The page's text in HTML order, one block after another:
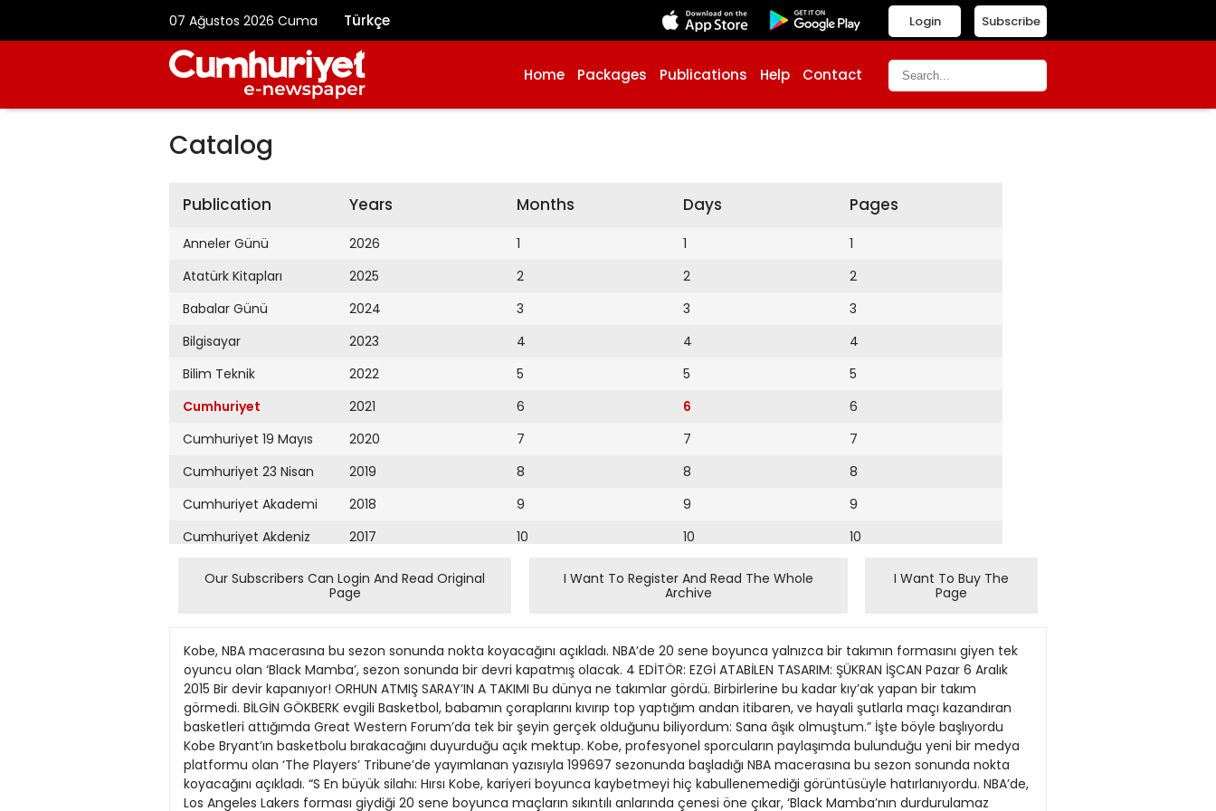
07 Ağustos 2026 Cuma Türkçe Subscribe
Login
Home Packages Publications Help Contact
Catalog
Publication
Anneler Günü
Atatürk Kitapları
Babalar Günü
Bilgisayar
Bilim Teknik
Cumhuriyet
Cumhuriyet 19 Mayıs
Cumhuriyet 23 Nisan
Cumhuriyet Akademi
Cumhuriyet Akdeniz
Cumhuriyet Alışveriş
Cumhuriyet Ankara
Cumhuriyet Büyük
Taaruz
Cumhuriyet
Cumartesi
Cumhuriyet Çevre
Years
2026
2025
2024
2023
2022
2021
2020
2019
2018
2017
2016
2015
2013
2012
2011
2010
2009
Months
1
2
3
4
5
6
7
8
9
10
Days
1
2
3
4
5
6
7
8
9
10
11
12
14
16
17
18
Pages
1
2
3
4
5
6
7
8
9
10
14
15
16
17
18
Our Subscribers Can Login And Read Original
Page
I Want To Register And Read The Whole
Archive
I Want To Buy The
Page
Kobe, NBA macerasına bu sezon sonunda nokta koyacağını açıkladı. NBA’de 20 sene boyunca yalnızca bir takımın formasını giyen tek
oyuncu olan ‘Black Mamba’, sezon sonunda bir devri kapatmış olacak. 4 EDİTÖR: EZGİ ATABİLEN TASARIM: ŞÜKRAN İŞCAN Pazar 6 Aralık
2015 Bir devir kapanıyor! ORHUN ATMIŞ SARAY’IN A TAKIMI Bu dünya ne takımlar gördü. Birbirlerine bu kadar kıy’ak yapan bir takım
görmedi. BİLGİN GÖKBERK evgili Basketbol, babamın çoraplarını kıvırıp top yaptığım andan itibaren, ve hayali şutlarla maçı kazandıran
basketleri attığımda Great Western Forum’da tek bir şeyin gerçek olduğunu biliyordum: Sana âşık olmuştum.” İşte böyle başlıyordu
Kobe Bryant’ın basketbolu bırakacağını duyurduğu açık mektup. Kobe, profesyonel sporcuların paylaşımda bulunduğu yeni bir medya
platformu olan ‘The Players’ Tribune’de yayımlanan yazısıyla 199697 sezonunda başladığı NBA macerasına bu sezon sonunda nokta
koyacağını açıkladı. “S En büyük silahı: Hırsı Kobe, kariyeri boyunca kaybetmeyi hiç kabullenemediği görüntüsüyle hatırlanıyordu. NBA’de,
Los Angeles Lakers forması giydiği 20 sene boyunca maçların sıkıntılı anlarında çenesi öne çıkar, ‘Black Mamba’nın durdurulamaz